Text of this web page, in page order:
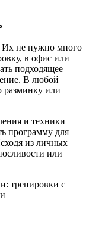
Их не нужно много
в офис или
подходящее
В любой
разминку или
и техники
программу для
из личных
или